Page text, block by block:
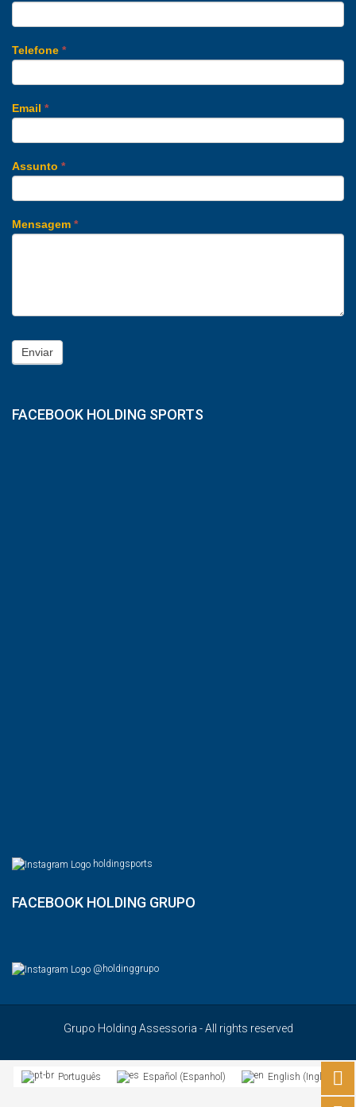
Telefone *
Email *
Assunto *
Mensagem *
Enviar
FACEBOOK HOLDING SPORTS
holdingsports
FACEBOOK HOLDING GRUPO
@holdinggrupo
Grupo Holding Assessoria - All rights reserved
Português Español (Espanhol ) English (Inglês